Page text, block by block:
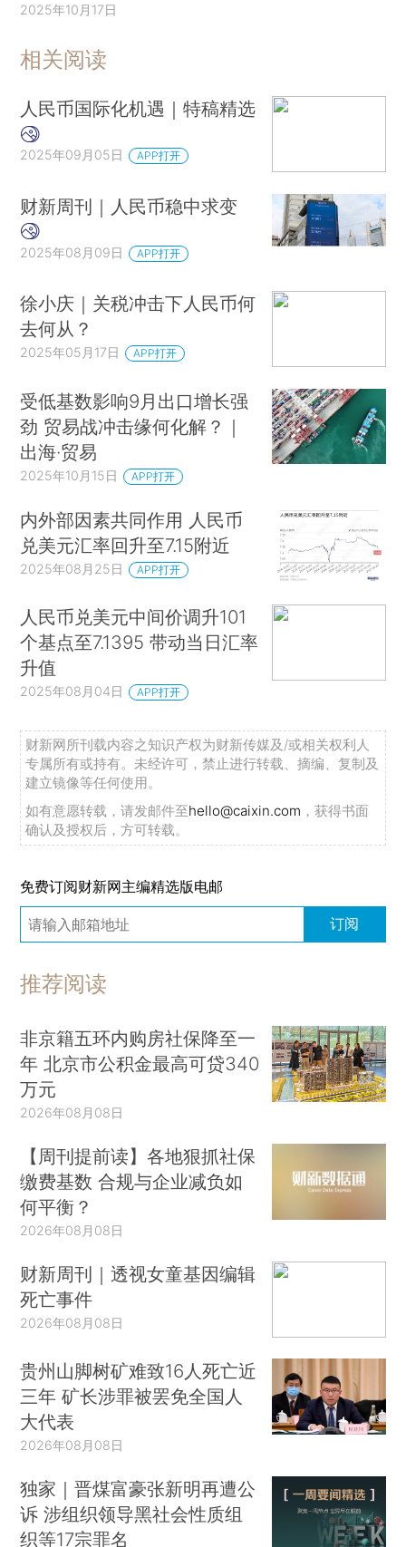
2025年10月17日
相关阅读
人民币国际化机遇｜特稿精选
2025年09月05日 APP打开
财新周刊｜人民币稳中求变
2025年08月09日 APP打开
徐小庆｜关税冲击下人民币何
去何从？
2025年05月17日 APP打开
受低基数影响9月出口增长强
劲 贸易战冲击缘何化解？｜
出海·贸易
2025年10月15日 APP打开
内外部因素共同作用 人民币
兑美元汇率回升至7.15附近
2025年08月25日 APP打开
人民币兑美元中间价调升101
个基点至7.1395 带动当日汇率
升值
2025年08月04日 APP打开
财新网所刊载内容之知识产权为财新传媒及/或相关权利人
专属所有或持有。未经许可，禁止进行转载、摘编、复制及
建立镜像等任何使用。
如有意愿转载，请发邮件至hello@caixin.com ，获得书面
确认及授权后，方可转载。
免费订阅财新网主编精选版电邮
订阅
推荐阅读
非京籍五环内购房社保降至一
年 北京市公积金最高可贷340
万元
2026年08月08日
【周刊提前读】各地狠抓社保
缴费基数 合规与企业减负如
何平衡？
2026年08月08日
财新周刊｜透视女童基因编辑
死亡事件
2026年08月08日
贵州山脚树矿难致16人死亡近
三年 矿长涉罪被罢免全国人
大代表
2026年08月08日
独家｜晋煤富豪张新明再遭公
诉 涉组织领导黑社会性质组
织等17宗罪名